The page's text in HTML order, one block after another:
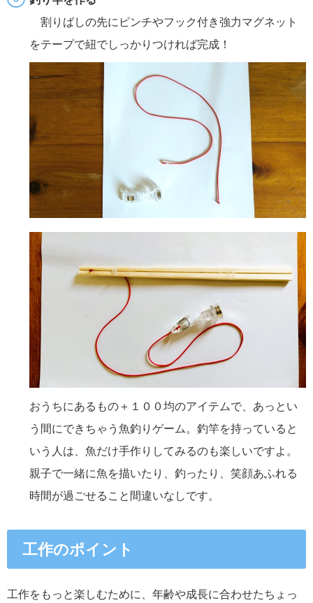
割りばしの先にピンチやフック付き強力マグネット
をテープで紐でしっかりつければ完成！
おうちにあるもの＋１００均のアイテムで、あっとい
う間にできちゃう魚釣りゲーム。釣竿を持っていると
いう人は、魚だけ手作りしてみるのも楽しいですよ。
親子で一緒に魚を描いたり、釣ったり、笑顔あふれる
時間が過ごせること間違いなしです。
工作のポイント
工作をもっと楽しむために、年齢や成長に合わせたちょっ